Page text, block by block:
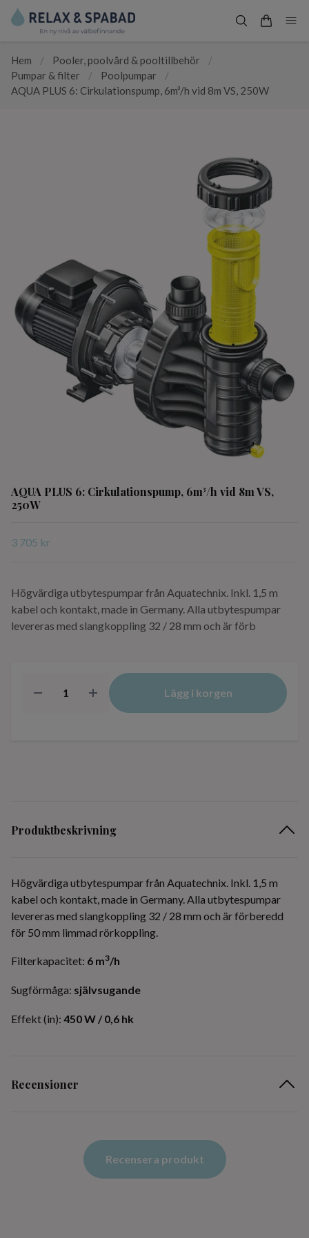
Hem / Pooler, poolvård & pooltillbehör
/
Pumpar & filter
/ Poolpumpar
/
AQUA PLUS 6: Cirkulationspump, 6m³/h vid 8m VS, 250W
AQUA PLUS 6: Cirkulationspump, 6m³/h vid 8m VS,
250W
3 705 kr
Högvärdiga utbytespumpar från Aquatechnix. Inkl. 1,5 m
kabel och kontakt, made in Germany. Alla utbytespumpar
levereras med slangkoppling 32 / 28 mm och är förb
Lägg i korgen
Produktbeskrivning
Högvärdiga utbytespumpar från Aquatechnix. Inkl. 1,5 m
kabel och kontakt, made in Germany. Alla utbytespumpar
levereras med slangkoppling 32 / 28 mm och är förberedd
för 50 mm limmad rörkoppling.
Filterkapacitet: 6 m3/h
Sugförmåga: självsugande
Effekt (in): 450 W / 0,6 hk
Recensioner
Recensera produkt